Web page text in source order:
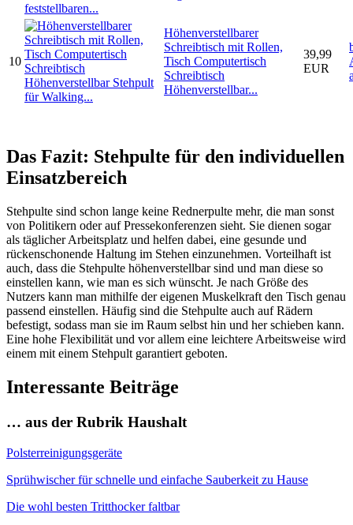
10
Höhenverstellbarer
Schreibtisch mit Rollen,
Tisch Computertisch
Schreibtisch
Höhenverstellbar...
39,99
EUR
Das Fazit: Stehpulte für den individuellen
Einsatzbereich
Stehpulte sind schon lange keine Rednerpulte mehr, die man sonst
von Politikern oder auf Pressekonferenzen sieht. Sie dienen sogar
als täglicher Arbeitsplatz und helfen dabei, eine gesunde und
rückenschonende Haltung im Stehen einzunehmen. Vorteilhaft ist
auch, dass die Stehpulte höhenverstellbar sind und man diese so
einstellen kann, wie man es sich wünscht. Je nach Größe des
Nutzers kann man mithilfe der eigenen Muskelkraft den Tisch genau
passend einstellen. Häufig sind die Stehpulte auch auf Rädern
befestigt, sodass man sie im Raum selbst hin und her schieben kann.
Eine hohe Flexibilität und vor allem eine leichtere Arbeitsweise wird
einem mit einem Stehpult garantiert geboten.
Interessante Beiträge
… aus der Rubrik Haushalt
Polsterreinigungsgeräte
Sprühwischer für schnelle und einfache Sauberkeit zu Hause
Die wohl besten Tritthocker faltbar